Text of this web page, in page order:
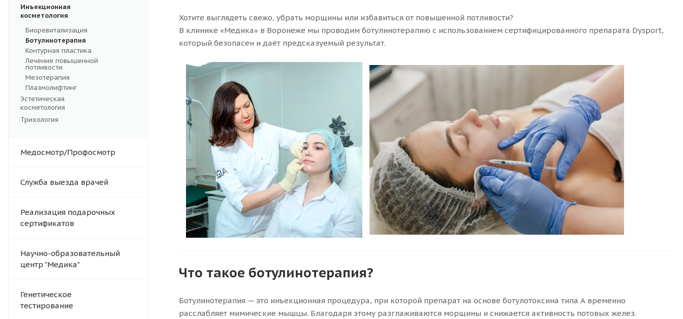
Инъекционная
косметология
Биоревитализация
Ботулинотерапия
Контурная пластика
Лечение повышенной
потливости
Мезотерапия
Плазмолифтинг
Эстетическая
косметология
Трихология
Медосмотр/Профосмотр
Служба выезда врачей
Реализация подарочных
сертификатов
Научно-образовательный
центр "Медика"
Генетическое
тестирование
Хотите выглядеть свежо, убрать морщины или избавиться от повышенной потливости?
В клинике «Медика» в Воронеже мы проводим ботулинотерапию с использованием сертифицированного препарата Dysport,
который безопасен и даёт предсказуемый результат.
Что такое ботулинотерапия?
Ботулинотерапия — это инъекционная процедура, при которой препарат на основе ботулотоксина типа А временно
расслабляет мимические мышцы. Благодаря этому разглаживаются морщины и снижается активность потовых желез.